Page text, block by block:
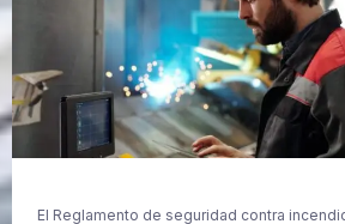
El Reglamento de seguridad contra